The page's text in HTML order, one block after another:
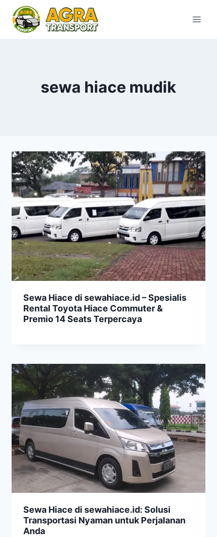
content
sewa hiace mudik
Sewa Hiace di sewahiace.id – Spesialis
Rental Toyota Hiace Commuter &
Premio 14 Seats Terpercaya
Sewa Hiace di sewahiace.id: Solusi
Transportasi Nyaman untuk Perjalanan
Anda